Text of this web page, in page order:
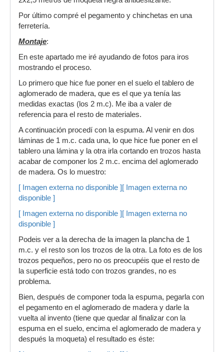
Por último compré el pegamento y chinchetas en una
ferretería.
Montaje:
En este apartado me iré ayudando de fotos para iros
mostrando el proceso.
Lo primero que hice fue poner en el suelo el tablero de
aglomerado de madera, que es el que ya tenía las
medidas exactas (los 2 m.c). Me iba a valer de
referencia para el resto de materiales.
A continuación procedí con la espuma. Al venir en dos
láminas de 1 m.c. cada una, lo que hice fue poner en el
tablero una lámina y la otra irla cortando en trozos hasta
acabar de componer los 2 m.c. encima del aglomerado
de madera. Os lo muestro:
[ Imagen externa no disponible ] [ Imagen externa no
disponible ]
[ Imagen externa no disponible ] [ Imagen externa no
disponible ]
Podeis ver a la derecha de la imagen la plancha de 1
m.c. y el resto son los trozos de la otra. La foto es de los
trozos pequeños, pero no os preocupéis que el resto de
la superficie está todo con trozos grandes, no es
problema.
Bien, después de componer toda la espuma, pegarla con
el pegamento en el aglomerado de madera y darle la
vuelta al invento (tiene que quedar al finalizar con la
espuma en el suelo, encima el aglomerado de madera y
después la moqueta) el resultado es éste: